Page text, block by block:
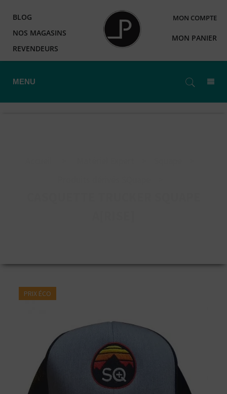
BLOG
NOS MAGASINS
REVENDEURS
MON COMPTE
MON PANIER
MENU
PRIX ÉCO